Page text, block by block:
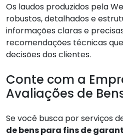
Os laudos produzidos pela
robustos, detalhados e
informações claras e
recomendações técnicas
decisões dos clientes.
Conte com a
Avaliações de
Se você busca por serviços
de bens para fins de